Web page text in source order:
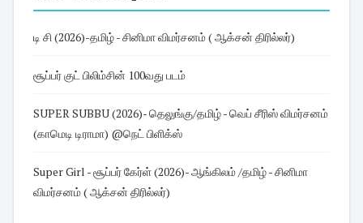
டி சி (2026)-தமிழ் - சினிமா விமர்சனம் ( ஆக்சன் திரில்லர்)
சூப்பர் குட் பிலிம்சின் 100வது படம்
SUPER SUBBU (2026)- தெலுங்கு/தமிழ் - வெப் சீரிஸ் விமர்சனம்
(காமெடி டிராமா) @நெட் பிளிக்ஸ்
Super Girl - சூப்பர் கேர்ள் (2026)- ஆங்கிலம் /தமிழ் - சினிமா
விமர்சனம் ( ஆக்சன் திரில்லர்)